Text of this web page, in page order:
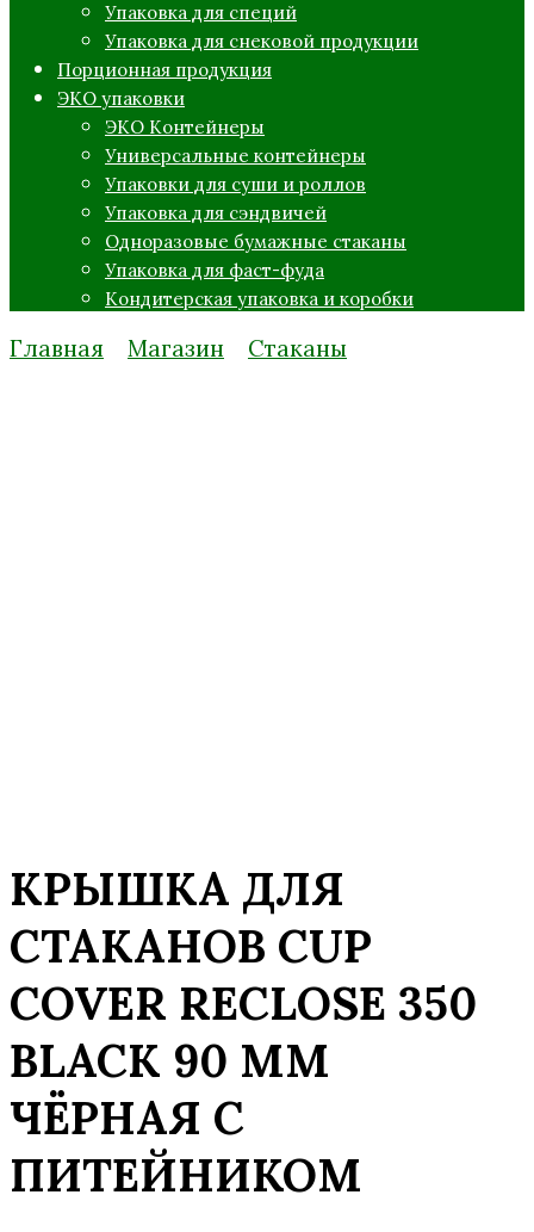
Упаковка для специй
Упаковка для снековой продукции
Порционная продукция
ЭКО упаковки
ЭКО Контейнеры
Универсальные контейнеры
Упаковки для суши и роллов
Упаковка для сэндвичей
Одноразовые бумажные стаканы
Упаковка для фаст-фуда
Кондитерская упаковка и коробки
Главная Магазин Стаканы
КРЫШКА ДЛЯ
СТАКАНОВ CUP
COVER RECLOSE 350
BLACK 90 ММ
ЧЁРНАЯ С
ПИТЕЙНИКОМ